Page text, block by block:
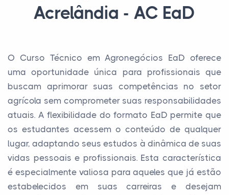
Acrelândia - AC EaD
O Curso Técnico em Agronegócios EaD oferece
uma oportunidade única para profissionais que
buscam aprimorar suas competências no setor
agrícola sem comprometer suas responsabilidades
atuais. A flexibilidade do formato EaD permite que
os estudantes acessem o conteúdo de qualquer
lugar, adaptando seus estudos à dinâmica de suas
vidas pessoais e profissionais. Esta característica
é especialmente valiosa para aqueles que já estão
estabelecidos em suas carreiras e desejam